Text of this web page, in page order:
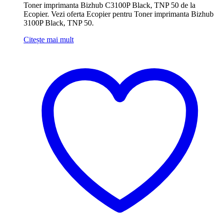
Toner imprimanta Bizhub C3100P Black, TNP 50 de la
Ecopier. Vezi oferta Ecopier pentru Toner imprimanta Bizhub
3100P Black, TNP 50.
Citește mai mult